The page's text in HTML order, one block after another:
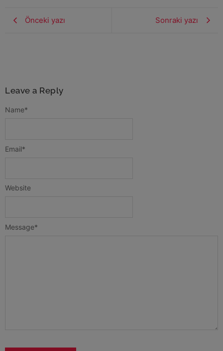
Önceki yazı Sonraki yazı
Leave a Reply
Message*
Name*
Email*
Website